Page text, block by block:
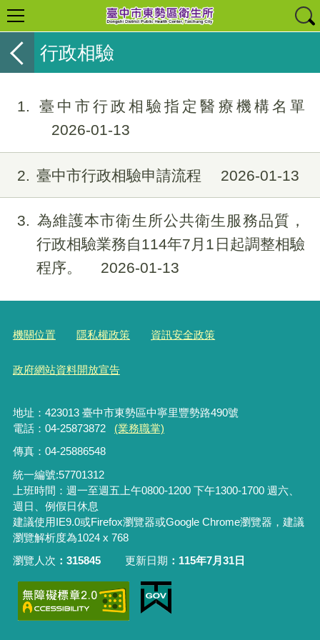
行政相驗
1
臺中市行政相驗指定醫療機構名單
2026-01-13
2 臺中市行政相驗申請流程 2026-01-13
3
為維護本市衛生所公共衛生服務品質，
行政相驗業務自114年7月1日起調整相驗
程序。
2026-01-13
機關位置 隱私權政策 資訊安全政策
政府網站資料開放宣告
地址：423013 臺中市東勢區中寧里豐勢路490號
電話：04-25873872
(業務職掌)
傳真：04-25886548
統一編號:57701312
上班時間：週一至週五上午0800-1200 下午1300-1700 週六、
週日、例假日休息
建議使用IE9.0或Firefox瀏覽器或Google Chrome瀏覽器，建議
瀏覽解析度為1024 x 768
瀏覽人次
315845 更新日期 115年7月31日